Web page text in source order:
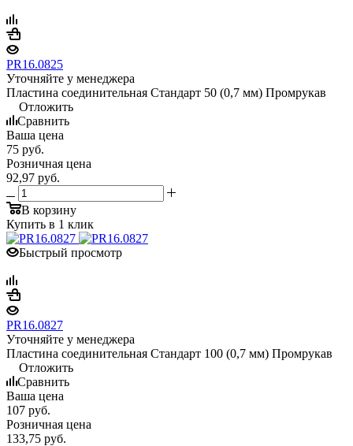
PR16.0825
Уточняйте у менеджера
Пластина соединительная Стандарт 50 (0,7 мм) Промрукав
Отложить
Сравнить
Ваша цена
75 руб.
Розничная цена
92,97 руб.
В корзину
Купить в 1 клик
Быстрый просмотр
PR16.0827
Уточняйте у менеджера
Пластина соединительная Стандарт 100 (0,7 мм) Промрукав
Отложить
Сравнить
Ваша цена
107 руб.
Розничная цена
133,75 руб.